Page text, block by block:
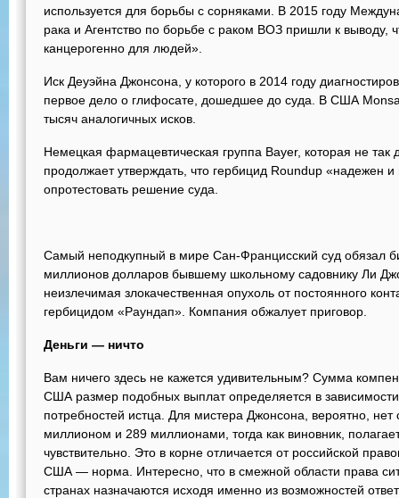
используется для борьбы с сорняками. В 2015 году
рака и Агентство по борьбе с раком ВОЗ пришли к выводу,
канцерогенно для людей».
Иск Деуэйна Джонсона, у которого в 2014 году
первое дело о глифосате, дошедшее до суда. В США
тысяч аналогичных исков.
Немецкая фармацевтическая группа Bayer, которая не так
продолжает утверждать, что гербицид Roundup «надежен
опротестовать решение суда.
Самый неподкупный в мире Сан-Францисский суд обязал
миллионов долларов бывшему школьному садовнику Ли
неизлечимая злокачественная опухоль от постоянного
гербицидом «Раундап». Компания обжалует приговор.
Деньги — ничто
Вам ничего здесь не кажется удивительным? Сумма
США размер подобных выплат определяется в
потребностей истца. Для мистера Джонсона, вероятно,
миллионом и 289 миллионами, тогда как виновник,
чувствительно. Это в корне отличается от российской
США — норма. Интересно, что в смежной области права
странах назначаются исходя именно из возможностей